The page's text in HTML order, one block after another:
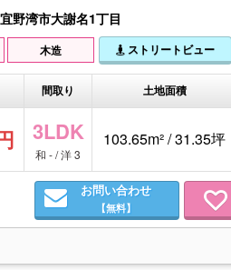
宜野湾市大謝名1丁目
木造 ストリートビュー
間取り 土地面積
3LDK
和 - / 洋 3
103.65m² / 31.35坪
お問い合わせ
【無料】